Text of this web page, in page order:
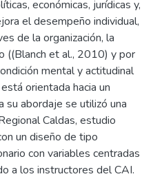
económicas, jurídicas y,
el desempeño individual,
de la organización, la
((Blanch et al., 2010) y por
mental y actitudinal
orientada hacia un
abordaje se utilizó una
Caldas, estudio
un diseño de tipo
con variables centradas
a los instructores del CAI.